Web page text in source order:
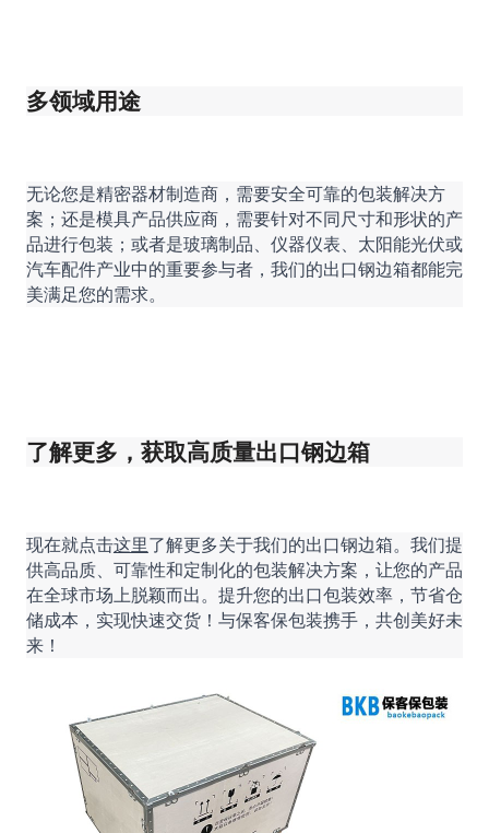
多领域用途
无论您是精密器材制造商，需要安全可靠的包装解决方
案；还是模具产品供应商，需要针对不同尺寸和形状的产
品进行包装；或者是玻璃制品、仪器仪表、太阳能光伏或
汽车配件产业中的重要参与者，我们的出口钢边箱都能完
美满足您的需求。
了解更多，获取高质量出口钢边箱
现在就点击这里了解更多关于我们的出口钢边箱。我们提
供高品质、可靠性和定制化的包装解决方案，让您的产品
在全球市场上脱颖而出。提升您的出口包装效率，节省仓
储成本，实现快速交货！与保客保包装携手，共创美好未
来！